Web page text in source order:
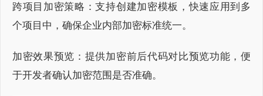
跨项目加密策略：支持创建加密模板，快速应用到多
个项目中，确保企业内部加密标准统一。
加密效果预览：提供加密前后代码对比预览功能，便
于开发者确认加密范围是否准确。